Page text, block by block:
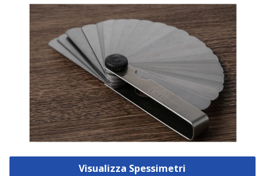
Visualizza Spessimetri